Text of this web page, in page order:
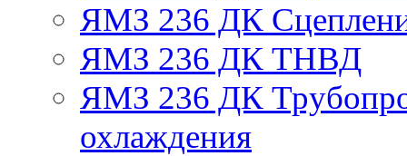
ЯМЗ 236 ДК
ЯМЗ 236 ДК ТНВД
ЯМЗ 236 ДК
охлаждения